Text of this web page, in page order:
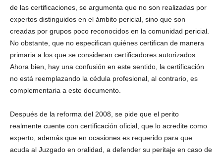
de las certificaciones, se argumenta que no son realizadas por
expertos distinguidos en el ámbito pericial, sino que son
creadas por grupos poco reconocidos en la comunidad pericial.
No obstante, que no especifican quiénes certifican de manera
primaria a los que se consideran certificadores autorizados.
Ahora bien, hay una confusión en este sentido, la certificación
no está reemplazando la cédula profesional, al contrario, es
complementaria a este documento.
Después de la reforma del 2008, se pide que el perito
realmente cuente con certificación oficial, que lo acredite como
experto, además que en ocasiones es requerido para que
acuda al Juzgado en oralidad, a defender su peritaje en caso de